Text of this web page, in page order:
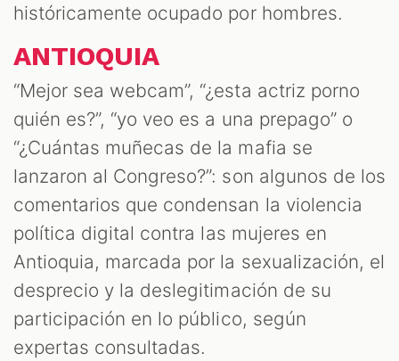
históricamente ocupado por hombres.
ANTIOQUIA
“Mejor sea webcam”, “¿esta actriz porno
quién es?”, “yo veo es a una prepago” o
“¿Cuántas muñecas de la mafia se
lanzaron al Congreso?”: son algunos de los
comentarios que condensan la violencia
política digital contra las mujeres en
Antioquia, marcada por la sexualización, el
desprecio y la deslegitimación de su
participación en lo público, según
expertas consultadas.